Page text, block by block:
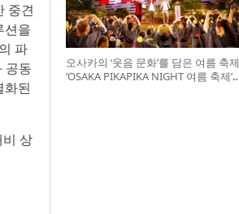
중견
션을
파
공동
화된
비 상
오사카의 ‘웃음 문화’를 담은 여름 축제
‘OSAKA PIKAPIKA NIGHT 여름 축제’